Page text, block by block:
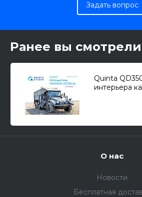
Задать вопрос
Ранее вы смотрели
Quinta
интерьера
О нас
Новости
Бесплатная